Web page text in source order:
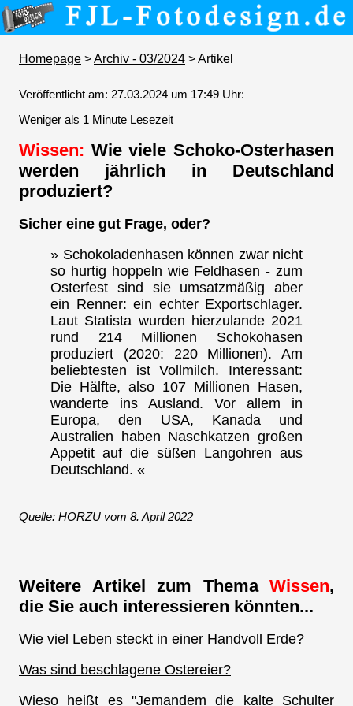
Homepage >Archiv - 03/2024 > Artikel
Veröffentlicht am: 27.03.2024 um 17:49 Uhr:
Weniger als 1 Minute Lesezeit
Wissen: Wie viele Schoko-Osterhasen
werden jährlich in Deutschland
produziert?
Sicher eine gut Frage, oder?
» Schokoladenhasen können zwar nicht
so hurtig hoppeln wie Feldhasen - zum
Osterfest sind sie umsatzmäßig aber
ein Renner: ein echter Exportschlager.
Laut Statista wurden hierzulande 2021
rund 214 Millionen Schokohasen
produziert (2020: 220 Millionen). Am
beliebtesten ist Vollmilch. Interessant:
Die Hälfte, also 107 Millionen Hasen,
wanderte ins Ausland. Vor allem in
Europa, den USA, Kanada und
Australien haben Naschkatzen großen
Appetit auf die süßen Langohren aus
Deutschland. «
Quelle: HÖRZU vom 8. April 2022
Weitere Artikel zum Thema Wissen,
die Sie auch interessieren könnten...
Wie viel Leben steckt in einer Handvoll Erde?
Was sind beschlagene Ostereier?
Wieso heißt es "Jemandem die kalte Schulter